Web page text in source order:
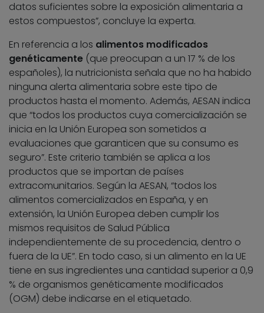
datos suficientes sobre la exposición alimentaria a
estos compuestos”, concluye la experta.
En referencia a los alimentos modificados
genéticamente (que preocupan a un 17 % de los
españoles), la nutricionista señala que no ha habido
ninguna alerta alimentaria sobre este tipo de
productos hasta el momento. Además, AESAN indica
que “todos los productos cuya comercialización se
inicia en la Unión Europea son sometidos a
evaluaciones que garanticen que su consumo es
seguro”. Este criterio también se aplica a los
productos que se importan de países
extracomunitarios. Según la AESAN, “todos los
alimentos comercializados en España, y en
extensión, la Unión Europea deben cumplir los
mismos requisitos de Salud Pública
independientemente de su procedencia, dentro o
fuera de la UE”. En todo caso, si un alimento en la UE
tiene en sus ingredientes una cantidad superior a 0,9
% de organismos genéticamente modificados
(OGM) debe indicarse en el etiquetado.